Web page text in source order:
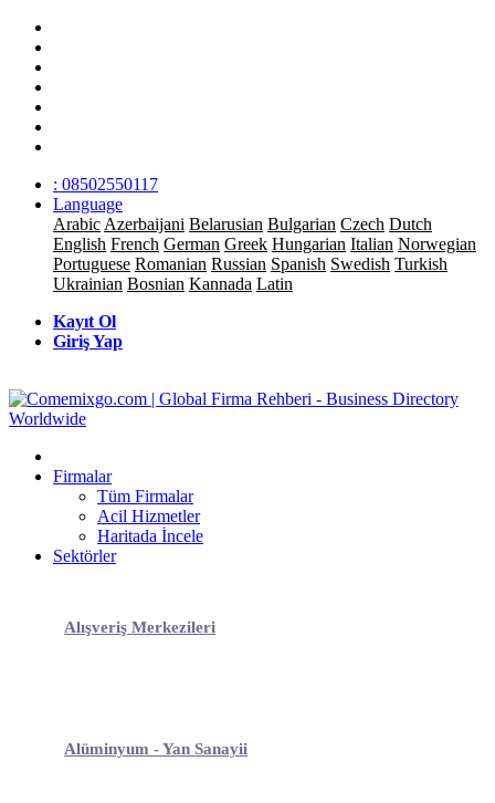
: 08502550117
Language
Arabic Azerbaijani Belarusian Bulgarian Czech Dutch
English French German Greek Hungarian Italian Norwegian
Portuguese Romanian Russian Spanish Swedish Turkish
Ukrainian Bosnian Kannada Latin
Kayıt Ol
Giriş Yap
Firmalar
Tüm Firmalar
Acil Hizmetler
Haritada İncele
Sektörler
Alışveriş Merkezileri
Alüminyum - Yan Sanayii